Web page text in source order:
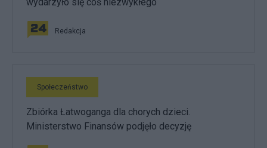
Redakcja
Społeczeństwo
Zbiórka Łatwoganga dla chorych dzieci.
Ministerstwo Finansów podjęło decyzję